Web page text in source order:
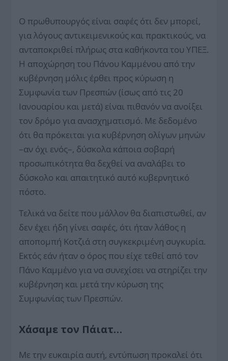
Ο πρωθυπουργός είναι σαφές ότι δεν μπορεί,
για λόγους αντικειμενικούς και πρακτικούς, να
ανταποκριθεί πλήρως στα καθήκοντα του ΥΠΕΞ.
Η αποχώρηση του Πάνου Καμμένου από την
κυβέρνηση μόλις έρθει προς κύρωση η
Συμφωνία των Πρεσπών (ίσως από τις 20
Ιανουαρίου και μετά) είναι πιθανόν να ανοίξει
τον δρόμο για ανασχηματισμό. Με δεδομένο
ότι θα πρόκειται για κυβέρνηση ολίγων μηνών
–αν όχι ενός–, δύσκολα κάποια σοβαρή
προσωπικότητα θα δεχθεί να αναλάβει το
δύσκολο και απαιτητικό αυτό κυβερνητικό
πόστο.
Τελικά να δείτε που μάλλον θα διαπιστωθεί, αν
δεν έχει ήδη γίνει σαφές, ότι ήταν λάθος η
αποπομπή Κοτζιά στη συγκεκριμένη συγκυρία.
Εκτός εάν ήταν ο όρος που είχε τεθεί από τον
Πάνο Καμμένο για να συνεχίσει να στηρίζει την
κυβέρνηση και μετά την κύρωση της
Συμφωνίας των Πρεσπών.
Χάσαμε τον Πάιατ…
Με την ευκαιρία αυτή, εντύπωση προκαλεί ότι